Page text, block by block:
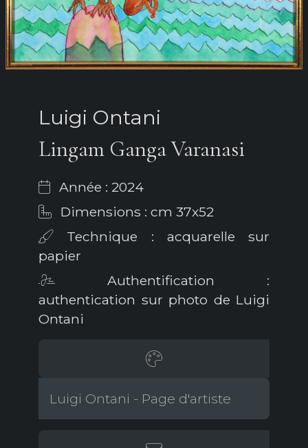
Luigi Ontani
Lingam Ganga Varanasi
Année : 2024
Dimensions : cm 37x52
Technique : acquarelle sur
papier
Authentification :
authentication sur photo de Luigi
Ontani
Luigi Ontani - Page d'artiste